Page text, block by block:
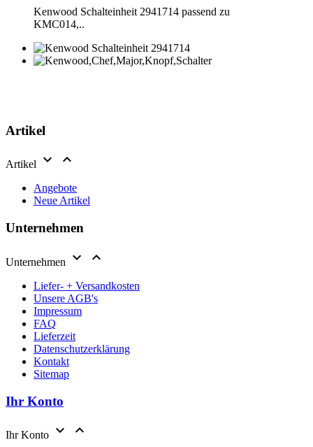
Kenwood Schalteinheit 2941714 passend zu
KMC014,..
Artikel
Artikel  
Angebote
Neue Artikel
Unternehmen
Unternehmen  
Liefer- + Versandkosten
Unsere AGB's
Impressum
FAQ
Lieferzeit
Datenschutzerklärung
Kontakt
Sitemap
Ihr Konto
Ihr Konto  